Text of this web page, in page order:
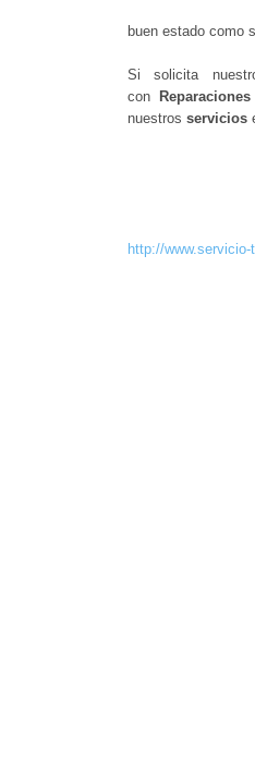
buen estado como
Si solicita
con
nuestros servicios
http://